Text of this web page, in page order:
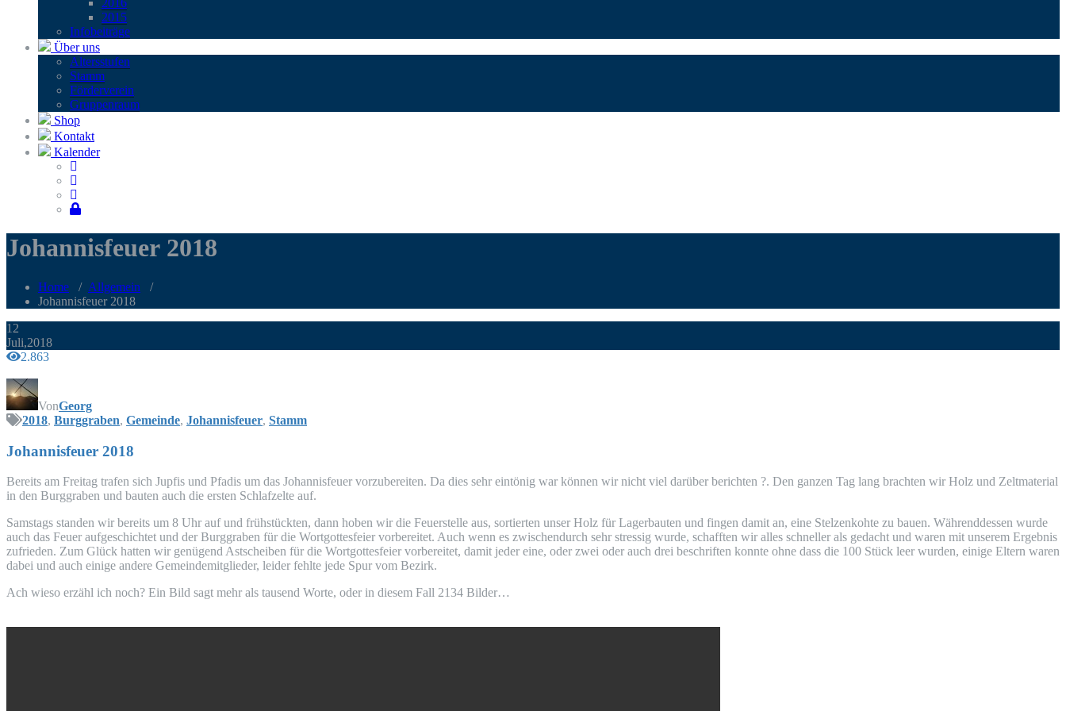
2016
2015
Infobei­trä­ge
Über uns
Alters­stu­fen
Stamm
För­der­ver­ein
Grup­pen­raum
Shop
Kontakt
Kalender
Johan­nis­feu­er 2018
Home / Allgemein /
Johan­nis­feu­er 2018
12
Juli,2018
2.863
VonGeorg
2018, Burggraben, Gemeinde, Johannisfeuer, Stamm
Johan­nis­feu­er 2018
Bereits am Frei­tag tra­fen sich Jup­fis und Pfadis um das Johan­nis­feu­er vor­zu­be­rei­ten. Da dies sehr ein­tö­nig war kön­nen wir nicht viel dar­über berich­ten ?. Den gan­zen Tag lang brach­ten wir Holz und Zelt­ma­te­ri­al
in den Burg­gra­ben und bau­ten auch die ers­ten Schlaf­zel­te auf.
Sams­tags stan­den wir bereits um 8 Uhr auf und früh­stück­ten, dann hoben wir die Feu­er­stel­le aus, sor­tier­ten unser Holz für Lager­bau­ten und fin­gen damit an, eine Stel­zen­koh­te zu bau­en. Wäh­rend­des­sen wur­de
auch das Feu­er auf­ge­schich­tet und der Burg­gra­ben für die Wort­got­tes­fei­er vor­be­rei­tet. Auch wenn es zwi­schen­durch sehr stres­sig wur­de, schaff­ten wir alles schnel­ler als gedacht und waren mit unse­rem Ergeb­nis
zufrie­den. Zum Glück hat­ten wir genü­gend Ast­schei­ben für die Wort­got­tes­fei­er vor­be­rei­tet, damit jeder eine, oder zwei oder auch drei beschrif­ten konn­te ohne dass die 100 Stück leer wur­den, eini­ge Eltern waren
dabei und auch eini­ge ande­re Gemein­de­mit­glie­der, lei­der fehl­te jede Spur vom Bezirk.
Ach wie­so erzähl ich noch? Ein Bild sagt mehr als tau­send Wor­te, oder in die­sem Fall 2134 Bilder…